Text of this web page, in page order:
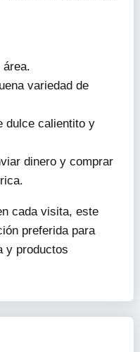
variedad de
dulce calientito y
dinero y comprar
cada visita, este
preferida para
y productos